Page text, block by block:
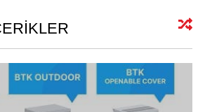
dI
n
b
o
o
k